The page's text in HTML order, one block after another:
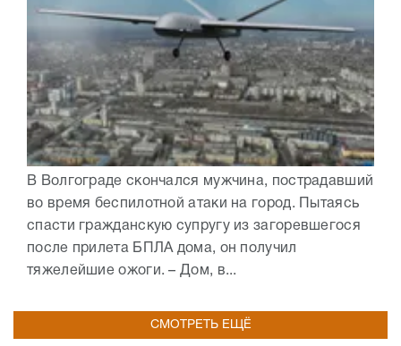
В Волгограде скончался мужчина, пострадавший
во время беспилотной атаки на город. Пытаясь
спасти гражданскую супругу из загоревшегося
после прилета БПЛА дома, он получил
тяжелейшие ожоги. – Дом, в...
СМОТРЕТЬ ЕЩЁ